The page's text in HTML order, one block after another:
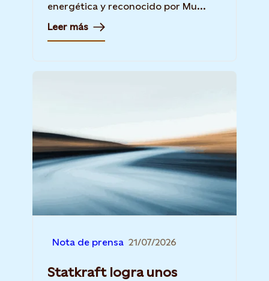
energética y reconocido por Mu...
Leer más
Nota de prensa 21/07/2026
Statkraft logra unos